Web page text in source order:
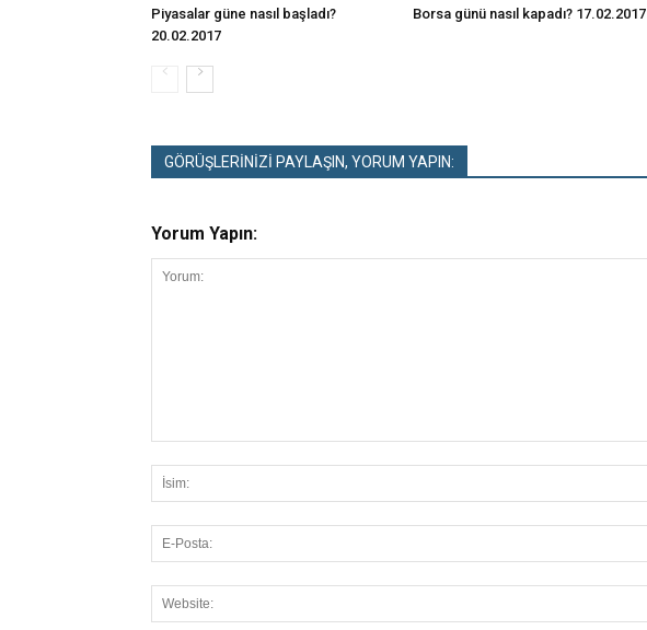
Piyasalar güne nasıl başladı?
20.02.2017
Borsa günü nasıl kapadı? 17.02.2017
GÖRÜŞLERİNİZİ PAYLAŞIN, YORUM YAPIN:
Yorum Yapın: